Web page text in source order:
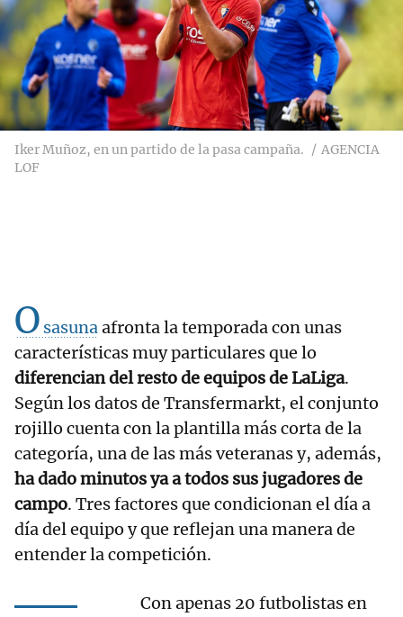
Iker Muñoz, en un partido de la pasa campaña.
AGENCIA
LOF
O sasunaafronta la temporada con unas
características muy particulares que lo
diferencian del resto de equipos de LaLiga.
Según los datos de Transfermarkt, el conjunto
rojillo cuenta con la plantilla más corta de la
categoría, una de las más veteranas y, además,
ha dado minutos ya a todos sus jugadores de
campo. Tres factores que condicionan el día a
día del equipo y que reflejan una manera de
entender la competición.
Con apenas 20 futbolistas en